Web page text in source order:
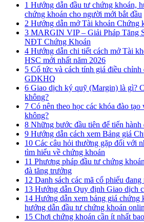
1 Hướng dẫn đầu tư chứng khoán,
chứng khoán cho người mới bắt đầu
2 Hướng dẫn mở Tài khoản Chứng
3 MARGIN VIP – Giải Pháp Tăng
NĐT Chứng Khoán
4 Hướng dẫn chi tiết cách mở Tài
HSC mới nhất năm 2026
5 Cổ tức và cách tính giá điều
GDKHQ
6 Giao dịch ký quỹ (Margin) là gì?
không?
7 Có nên theo học các khóa đào
không?
8 Những bước đầu tiên để tiến
9 Hướng dẫn cách xem Bảng giá
10 Các câu hỏi thường gặp đối với
tìm hiểu về chứng khoán
11 Phương pháp đầu tư chứng
đà tăng trưởng
12 Danh sách các mã cổ phiếu đang
13 Hướng dẫn Quy định Giao dịch
14 Hướng dẫn xem bảng giá chứng
hướng dẫn đầu tư chứng khoán
15 Chơi chứng khoán cần ít nhất